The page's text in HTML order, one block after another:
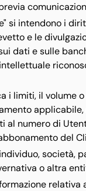
si intendono i
e le
dati e sulle
i limiti, il volume
numero di
del
società,
o altra